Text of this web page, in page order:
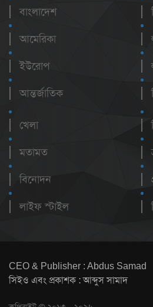
বাংলাদেশ
আমেরিকা
ইউরোপ
আন্তর্জাতিক
খেলা
মতামত
বিনোদন
লাইফ স্টাইল
CEO & Publisher : Abdus Samad
সিইও এবং প্রকাশক : আব্দুস সামাদ